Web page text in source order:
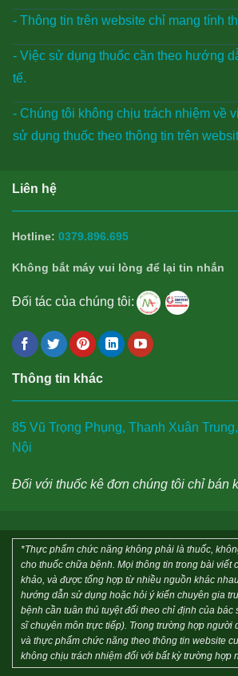
- Thông tin trên website chỉ mang tính
- Việc sử dụng thuốc cần theo hướng
tế.
- Chúng tôi không chịu trách nhiệm về
sử dụng thuốc theo thông tin trên
Liên hệ
Hotline: 0379.896.695
Không bắt máy vui lòng để lại tin nhắn
Đối tác của chúng tôi:
Thông tin khác
85 Vũ Trọng Phụng, Thanh Xuân
Nội
Đối với thuốc kê đơn chúng tôi chỉ bán
*Thực phẩm chức năng không phải là thuốc,
cho thuốc chữa bệnh. Mọi thông tin trong bài viết
khảo, và được tổng hợp từ nhiều nguồn khác
hướng dẫn sử dụng hoặc hỏi ý kiến chuyên gia
bệnh cần tuân thủ tuyệt đối theo chỉ định của bác
sĩ chuyên môn trực tiếp). Trong trường hợp người
và thực phẩm chức năng theo thông tin website
không chịu trách nhiệm đối với bất kỳ trường hợp